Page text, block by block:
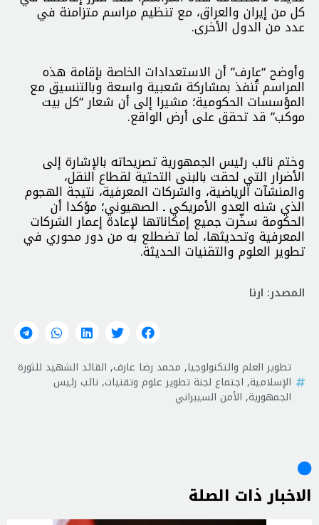
كل من إيران والعراق، مع تنظيم مراسم متزامنة في
عدد من الدول الأخرى.
وأوضح “عارف” أن الاستعدادات الخاصة بإقامة هذه
المراسم تُنفذ بمشاركة شعبية واسعة وبالتنسيق مع
المؤسسات الحكومية؛ مشيرا إلى أن شعار “كل بيت
موكب” قد تحقق على أرض الواقع.
وختم نائب رئيس الجمهورية تصريحاته بالإشارة إلى
الأضرار التي لحقت بالبنى التحتية لقطاع النقل،
والمنشآت الرياضية، والشركات المعرفية، نتيجة الهجوم
الذي شنه العدو الأمريكي ـ الصهيوني؛ مؤكدا أن
الحكومة سخّرت جميع إمكاناتها لإعادة إعمار الشركات
المعرفية وتحديثها، لما تضطلع به من دور محوري في
تطوير العلوم والتقنيات الحديثة.
المصدر: ارنا
تطوير العلم والتكنولوجيا, محمد رضا عارف, القائد الشهيد للثورة
الإسلامية, اجتماع لجنة تطوير علوم وتقنيات, نائب رئيس
الجمهورية, الأمن السيبراني
الاخبار ذات الصلة